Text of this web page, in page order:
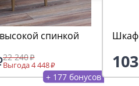
спинкой
22 240
Выгода 4 448
+ 177 бонусов
Шкаф